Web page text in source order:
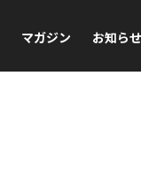
マガジン お知らせ